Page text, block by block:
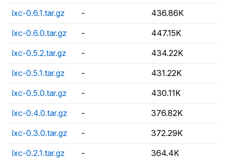
lxc-0.6.1.tar.gz
-
436.86K
lxc-0.6.0.tar.gz
-
447.15K
lxc-0.5.2.tar.gz
-
434.22K
lxc-0.5.1.tar.gz
-
431.22K
lxc-0.5.0.tar.gz
-
430.11K
lxc-0.4.0.tar.gz
-
376.82K
lxc-0.3.0.tar.gz
-
372.29K
lxc-0.2.1.tar.gz
-
364.4K